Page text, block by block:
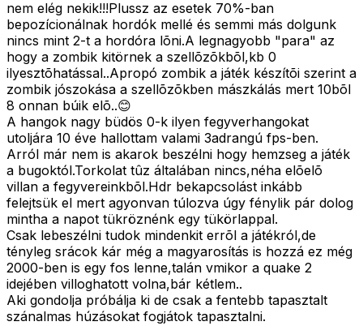
nem elég nekik!!!Plussz az esetek 70%-ban
bepozícionálnak hordók mellé és semmi más dolgunk
nincs mint 2-t a hordóra lõni.A legnagyobb "para" az
hogy a zombik kitörnek a szellõzõkbõl,kb 0
ilyesztõhatással..Apropó zombik a játék készítõi szerint a
zombik jószokása a szellõzõkben mászkálás mert 10bõl
8 onnan búik elõ..😊
A hangok nagy büdös 0-k ilyen fegyverhangokat
utoljára 10 éve hallottam valami 3adrangú fps-ben.
Arról már nem is akarok beszélni hogy hemzseg a játék
a bugoktól.Torkolat tûz általában nincs,néha elõelõ
villan a fegyvereinkbõl.Hdr bekapcsolást inkább
felejtsük el mert agyonvan túlozva úgy fénylik pár dolog
mintha a napot tükröznénk egy tükörlappal.
Csak lebeszélni tudok mindenkit errõl a játékról,de
tényleg srácok kár még a magyarosítás is hozzá ez még
2000-ben is egy fos lenne,talán vmikor a quake 2
idejében villoghatott volna,bár kétlem..
Aki gondolja próbálja ki de csak a fentebb tapasztalt
szánalmas húzásokat fogjátok tapasztalni.